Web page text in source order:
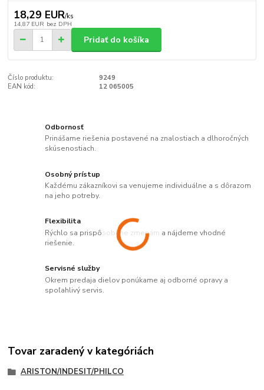
18,29 EUR/ks
14,87 EUR bez DPH
Pridať do košíka
Číslo produktu:
9249
EAN kód:
12 065005
Odbornosť
Prinášame riešenia postavené na znalostiach a dlhoročných
skúsenostiach.
Osobný prístup
Každému zákazníkovi sa venujeme individuálne a s dôrazom
na jeho potreby.
Flexibilita
Rýchlo sa prispôsobíme zmenám a nájdeme vhodné
riešenie.
Servisné služby
Okrem predaja dielov ponúkame aj odborné opravy a
spoľahlivý servis.
Tovar zaradený v kategóriách
ARISTON/INDESIT/PHILCO